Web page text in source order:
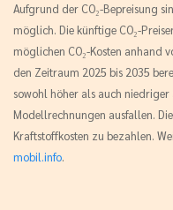
Aufgrund der CO₂-Bepreisung
möglich. Die künftige CO₂-
möglichen CO₂-Kosten anhand
den Zeitraum 2025 bis 2035
sowohl höher als auch
Modellrechnungen ausfallen.
Kraftstoffkosten zu bezahlen.
mobil.info.